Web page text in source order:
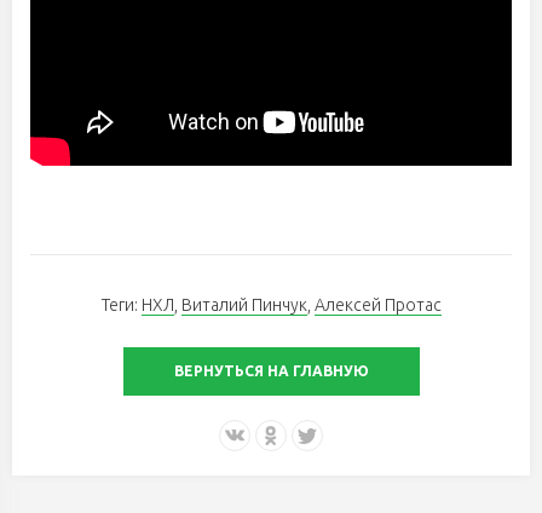
Теги: НХЛ Виталий Пинчук Алексей Протас
ВЕРНУТЬСЯ НА ГЛАВНУЮ